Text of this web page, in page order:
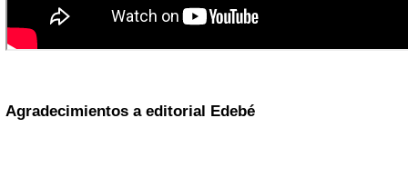
Agradecimientos a editorial Edebé